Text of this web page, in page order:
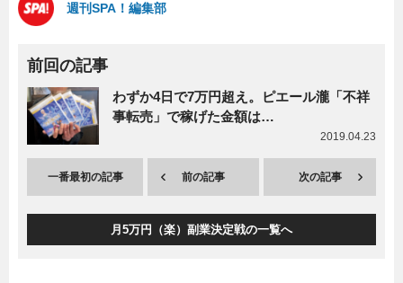
週刊SPA！編集部
前回の記事
わずか4日で7万円超え。ピエール瀧「不祥
事転売」で稼げた金額は…
2019.04.23
一番最初の記事 前の記事 次の記事
月5万円（楽）副業決定戦の一覧へ